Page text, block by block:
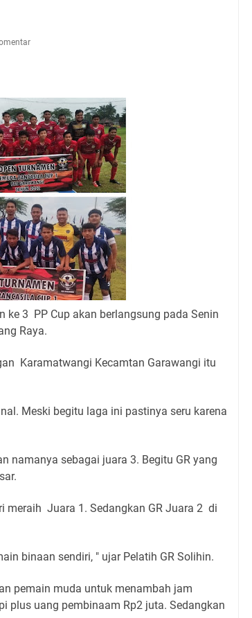
Hawa Nafsu?
ke 3 PP Cup akan berlangsung pada Senin
Raya.
Karamatwangi Kecamtan Garawangi itu
Meski begitu laga ini pastinya seru karena
namanya sebagai juara 3. Begitu GR yang
meraih Juara 1. Sedangkan GR Juara 2 di
binaan sendiri, " ujar Pelatih GR Solihin.
pemain muda untuk menambah jam
plus uang pembinaam Rp2 juta. Sedangkan